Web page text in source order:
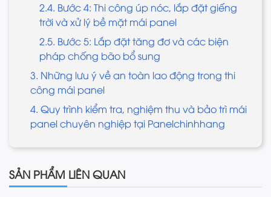
2.4. Bước 4: Thi công úp nóc, lắp đặt giếng
trời và xử lý bề mặt mái panel
2.5. Bước 5: Lắp đặt tăng đơ và các biện
pháp chống bão bổ sung
3. Những lưu ý về an toàn lao động trong thi
công mái panel
4. Quy trình kiểm tra, nghiệm thu và bảo trì mái
panel chuyên nghiệp tại Panelchinhhang
SẢN PHẨM LIÊN QUAN